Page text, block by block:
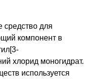
средство для
компонент в
хлорид моногидрат.
используется